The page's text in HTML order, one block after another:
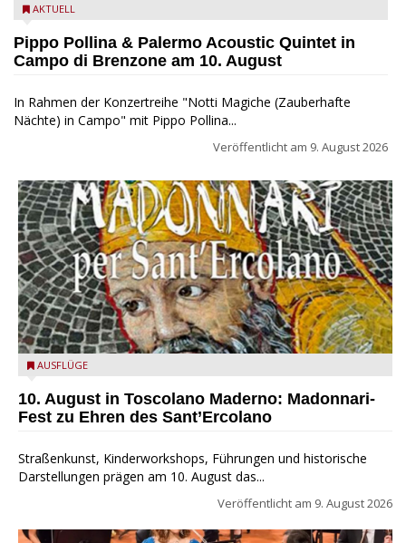
Pippo Pollina im Konzert mit dem Palermo Acoustic Quintet
AKTUELL
Pippo Pollina & Palermo Acoustic Quintet in
Campo di Brenzone am 10. August
In Rahmen der Konzertreihe "Notti Magiche (Zauberhafte
Nächte) in Campo" mit Pippo Pollina...
Veröffentlicht am 9. August 2026
Toscolano Maderno: "Madonnari per Sant'Ercolano"
AUSFLÜGE
10. August in Toscolano Maderno: Madonnari-
Fest zu Ehren des Sant’Ercolano
Straßenkunst, Kinderworkshops, Führungen und historische
Darstellungen prägen am 10. August das...
Veröffentlicht am 9. August 2026